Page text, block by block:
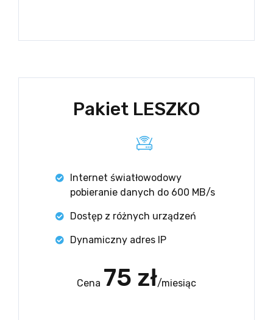
Pakiet LESZKO
Internet światłowodowy
pobieranie danych do 600 MB/s
Dostęp z różnych urządzeń
Dynamiczny adres IP
Cena 75 zł/miesiąc